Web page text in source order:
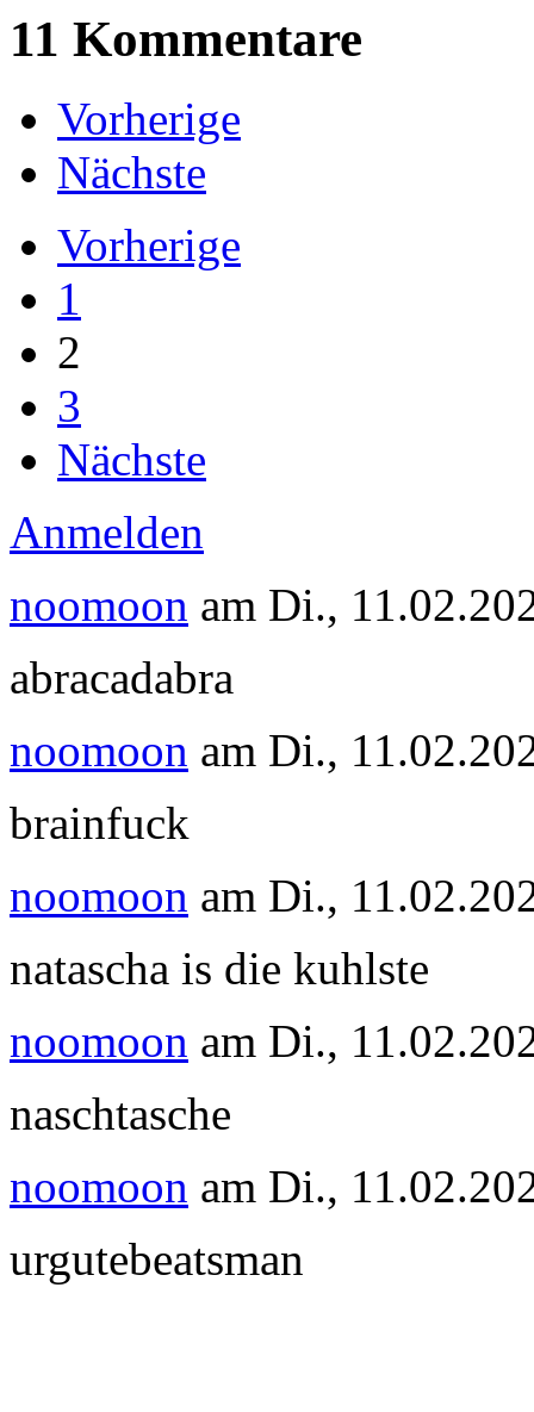
11 Kommentare
Vorherige
Nächste
Vorherige
1
2
3
Nächste
Anmelden
noomoon am Di.,
abracadabra
noomoon am Di.,
brainfuck
noomoon am Di.,
natascha is die kuhlste
noomoon am Di.,
naschtasche
noomoon am Di.,
urgutebeatsman